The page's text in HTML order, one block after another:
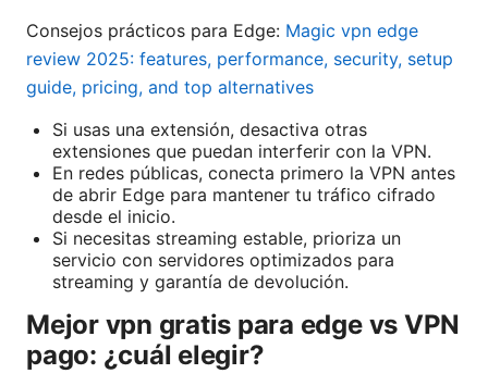
Consejos prácticos para Edge: Magic vpn edge
review 2025: features, performance, security, setup
guide, pricing, and top alternatives
Si usas una extensión, desactiva otras
extensiones que puedan interferir con la VPN.
En redes públicas, conecta primero la VPN antes
de abrir Edge para mantener tu tráfico cifrado
desde el inicio.
Si necesitas streaming estable, prioriza un
servicio con servidores optimizados para
streaming y garantía de devolución.
Mejor vpn gratis para edge vs VPN
pago: ¿cuál elegir?